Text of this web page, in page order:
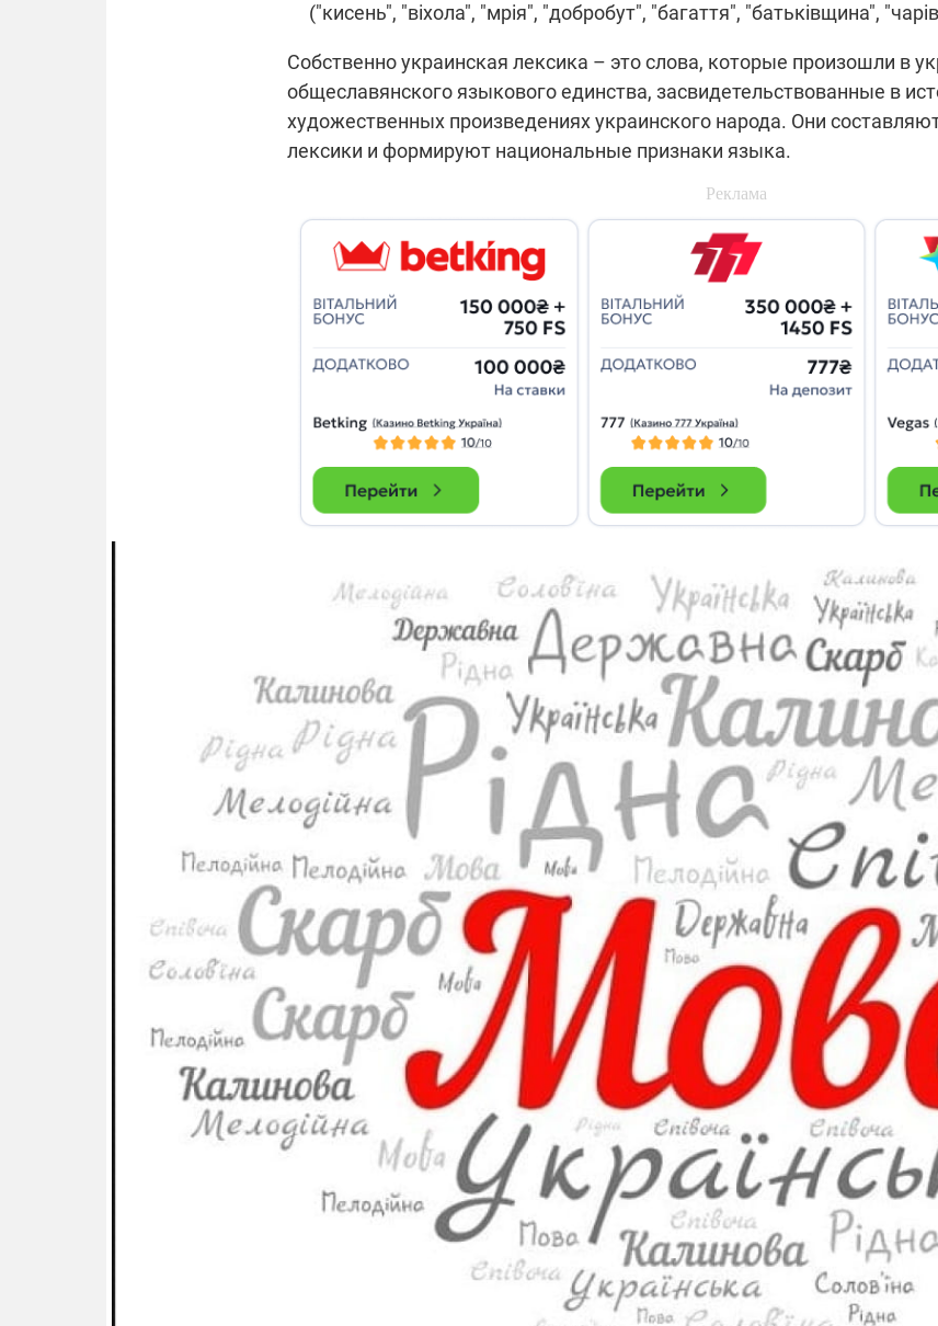
("кисень", "віхола", "мрія", "добробут", "багаття", "батьківщина",
Собственно украинская лексика – это слова, которые произошли в
общеславянского языкового единства, засвидетельствованные в
художественных произведениях украинского народа. Они
лексики и формируют национальные признаки языка.